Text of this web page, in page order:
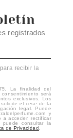
registrados
recibir la
La finalidad del
será
exclusivos. Los
el cese de la
legal. Puede
y
a acceder, rectificar
consultar la
de Privacidad